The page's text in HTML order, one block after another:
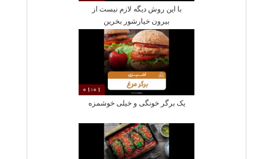
با این روش دیگه لازم نیست از
بیرون خیارشور بخرین
01:01
یک برگر خونگی و خیلی خوشمزه